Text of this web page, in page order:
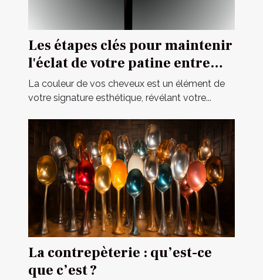
Les étapes clés pour maintenir
l'éclat de votre patine entre
deux visites chez le coiffeur
La couleur de vos cheveux est un élément de
votre signature esthétique, révélant votre...
La contrepèterie : qu’est-ce
que c’est ?